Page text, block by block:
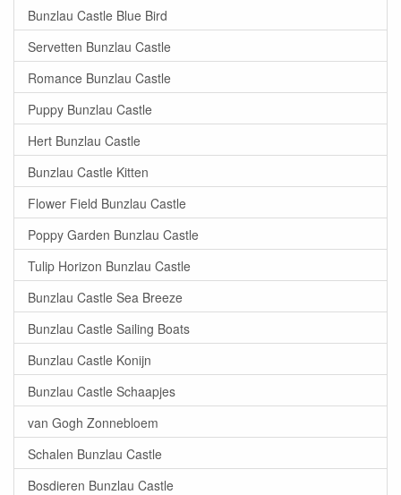
Bunzlau Castle Blue Bird
Servetten Bunzlau Castle
Romance Bunzlau Castle
Puppy Bunzlau Castle
Hert Bunzlau Castle
Bunzlau Castle Kitten
Flower Field Bunzlau Castle
Poppy Garden Bunzlau Castle
Tulip Horizon Bunzlau Castle
Bunzlau Castle Sea Breeze
Bunzlau Castle Sailing Boats
Bunzlau Castle Konijn
Bunzlau Castle Schaapjes
van Gogh Zonnebloem
Schalen Bunzlau Castle
Bosdieren Bunzlau Castle